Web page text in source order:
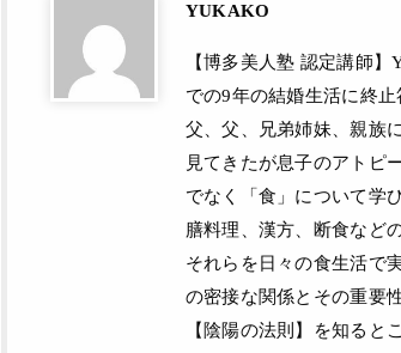
YUKAKO
【博多美人塾 認定講師
での9年の結婚生活に終
父、父、兄弟姉妹、親族
見てきたが息子のアトピ
でなく「食」について学
膳料理、漢方、断食など
それらを日々の食生活で
の密接な関係とその重要
【陰陽の法則】を知ると